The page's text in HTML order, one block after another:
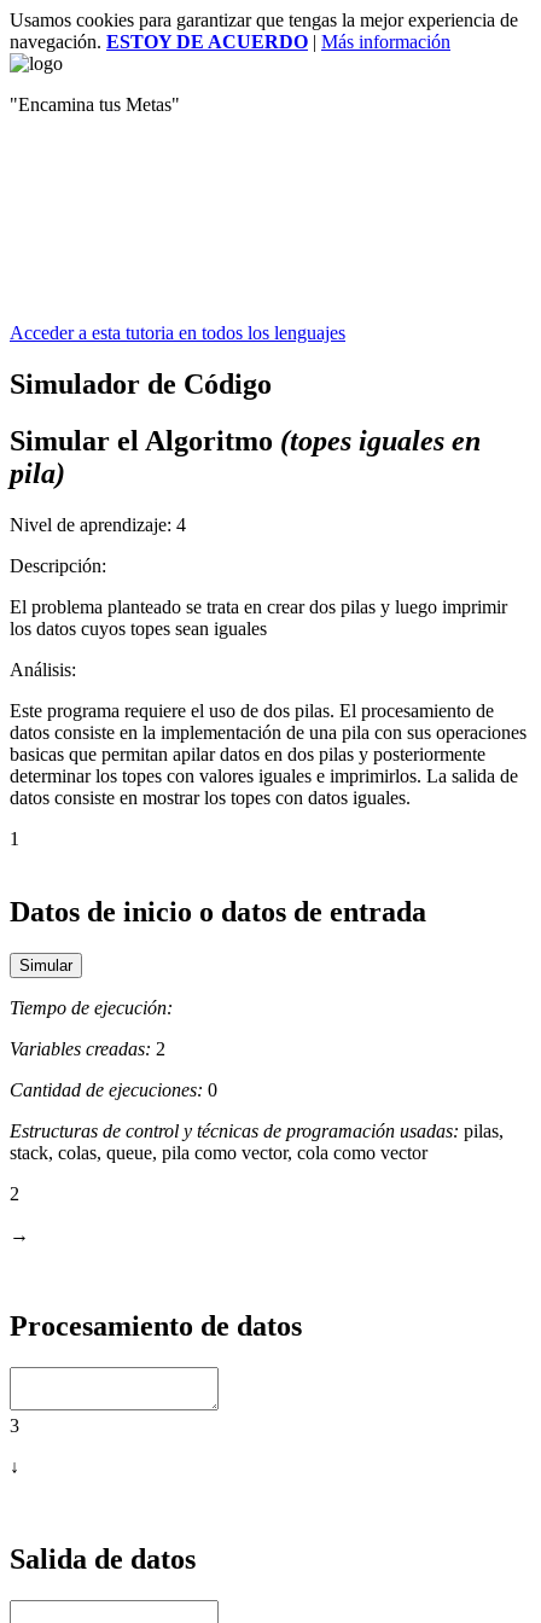
Usamos cookies para garantizar que tengas la mejor experiencia de
navegación. ESTOY DE ACUERDO | Más información
"Encamina tus Metas"
Acceder a esta tutoria en todos los lenguajes
Simulador de Código
Simular el Algoritmo (topes iguales en
pila)
Nivel de aprendizaje: 4
Descripción:
El problema planteado se trata en crear dos pilas y luego imprimir
los datos cuyos topes sean iguales
Análisis:
Este programa requiere el uso de dos pilas. El procesamiento de
datos consiste en la implementación de una pila con sus operaciones
basicas que permitan apilar datos en dos pilas y posteriormente
determinar los topes con valores iguales e imprimirlos. La salida de
datos consiste en mostrar los topes con datos iguales.
1
Datos de inicio o datos de entrada
Tiempo de ejecución:
Variables creadas: 2
Cantidad de ejecuciones: 0
Estructuras de control y técnicas de programación usadas: pilas,
stack, colas, queue, pila como vector, cola como vector
2
→
Procesamiento de datos
3
↓
Salida de datos